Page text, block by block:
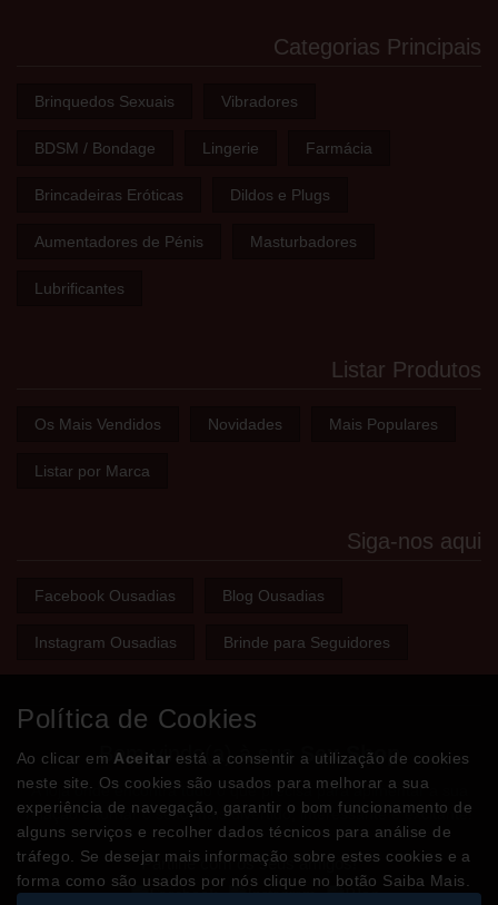
Categorias Principais
Brinquedos Sexuais Vibradores
BDSM / Bondage Lingerie Farmácia
Brincadeiras Eróticas Dildos e Plugs
Aumentadores de Pénis Masturbadores
Lubrificantes
Listar Produtos
Os Mais Vendidos Novidades Mais Populares
Listar por Marca
Siga-nos aqui
Facebook Ousadias Blog Ousadias
Instagram Ousadias Brinde para Seguidores
Bem-vindo(a) à sua Sex Shop
A loja onde encontra tudo o que precisa para apimentar a sua
relação e tornar o sexo mais divertido, interessante e excitante!
Partilhe com os seus amigos!
Política de Cookies
Ao clicar em Aceitar está a consentir a utilização de cookies
neste site. Os cookies são usados para melhorar a sua
experiência de navegação, garantir o bom funcionamento de
alguns serviços e recolher dados técnicos para análise de
tráfego. Se desejar mais informação sobre estes cookies e a
forma como são usados por nós clique no botão Saiba Mais.